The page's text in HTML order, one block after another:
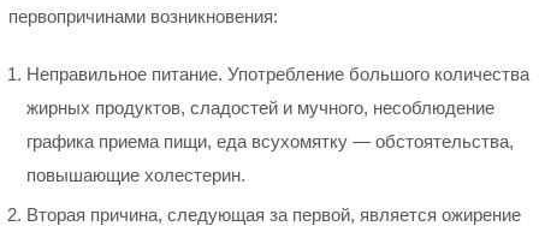
первопричинами возникновения:
Неправильное питание. Употребление большого количества
жирных продуктов, сладостей и мучного, несоблюдение
графика приема пищи, еда всухомятку — обстоятельства,
повышающие холестерин.
Вторая причина, следующая за первой, является ожирение